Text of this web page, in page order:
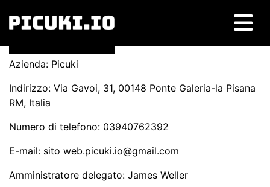
Azienda: Picuki
Indirizzo: Via Gavoi, 31, 00148 Ponte Galeria-la Pisana
RM, Italia
Numero di telefono: 03940762392
E-mail: sito web.picuki.io@gmail.com
Amministratore delegato: James Weller